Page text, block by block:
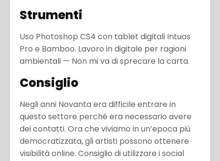
Strumenti
Uso Photoshop CS4 con tablet digitali Intuos
Pro e Bamboo. Lavoro in digitale per ragioni
ambientali — Non mi va di sprecare la carta.
Consiglio
Negli anni Novanta era difficile entrare in
questo settore perché era necessario avere
dei contatti. Ora che viviamo in un’epoca più
democratizzata, gli artisti possono ottenere
visibilità online. Consiglio di utilizzare i social